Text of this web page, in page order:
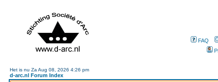
FAQ
Het is nu Za Aug 08, 2026 4:26 pm
d-arc.nl Forum Index